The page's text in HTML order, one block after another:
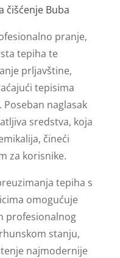
čišćenje Buba
pranje,
tepiha te
prljavštine,
tepisima
naglasak
sredstva, koja
čineći
za korisnike.
tepiha s
omogućuje
profesionalnog
stanju,
najmodernije